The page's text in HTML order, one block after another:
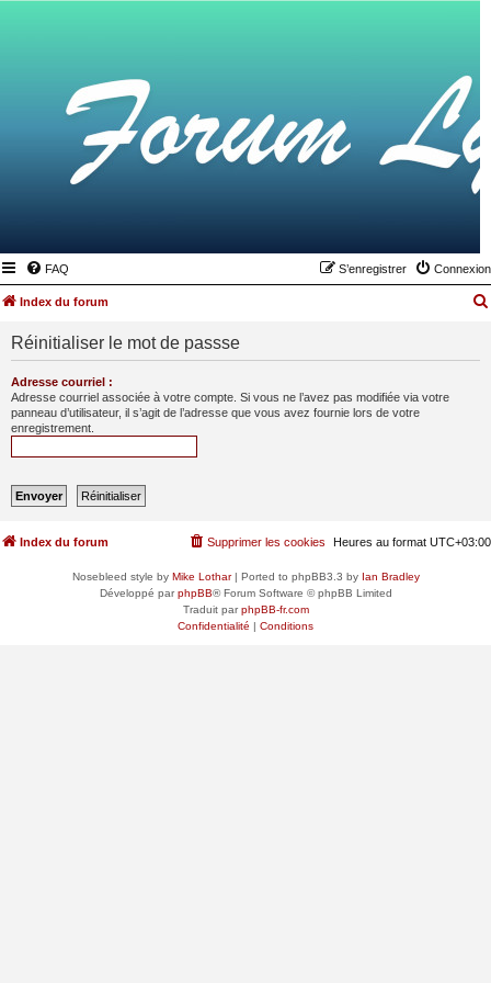
FAQ Connexion
S’enregistrer
Index du forum
Réinitialiser le mot de passse
Adresse courriel :
Adresse courriel associée à votre compte. Si vous ne l’avez pas modifiée via votre
panneau d’utilisateur, il s’agit de l’adresse que vous avez fournie lors de votre
enregistrement.
Index du forum Heures au format UTC+03:00
Supprimer les cookies
Nosebleed style by Mike Lothar| Ported to phpBB3.3 by Ian Bradley
Développé parphpBB® Forum Software © phpBB Limited
Traduit parphpBB-fr.com
Confidentialité | Conditions